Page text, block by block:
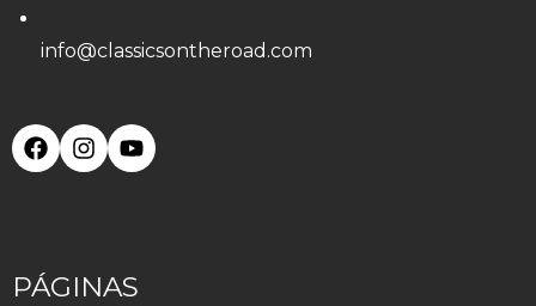
info@classicsontheroad.com
PÁGINAS